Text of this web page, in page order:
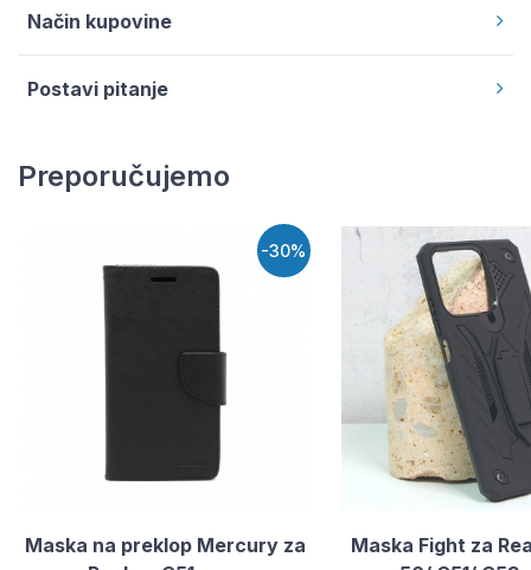
Način kupovine
Postavi pitanje
Preporučujemo
-30%
Maska na preklop Mercury za
Maska Fight za